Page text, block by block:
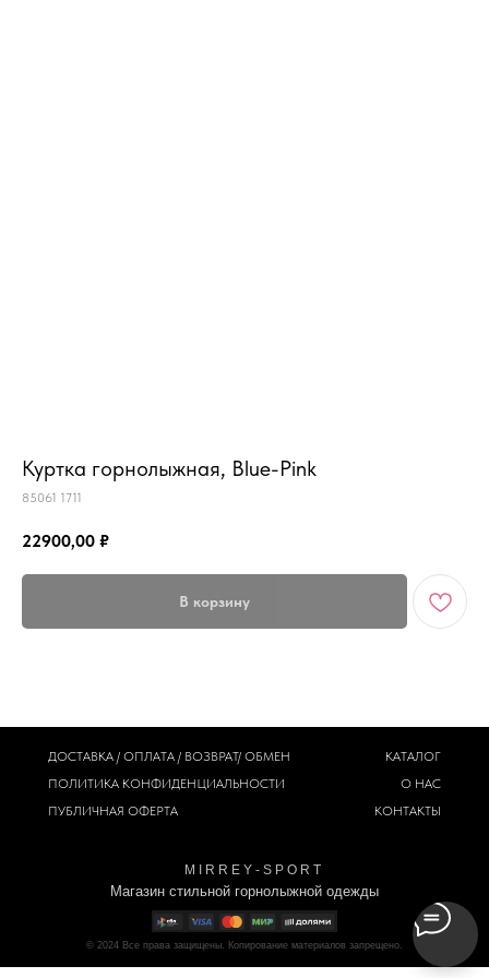
Куртка горнолыжная, Blue-Pink
85061 1711
22900,00 ₽
В корзину
M I R R E Y - S P O R T
Магазин стильной горнолыжной одежды
© 2024 Все права защищены. Копирование материалов запрещено.
ДОСТАВКА / ОПЛАТА / ВОЗВРАТ/ ОБМЕН
ПОЛИТИКА КОНФИДЕНЦИАЛЬНОСТИ
ПУБЛИЧНАЯ ОФЕРТА
КАТАЛОГ
О НАС
КОНТАКТЫ